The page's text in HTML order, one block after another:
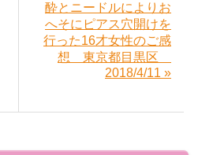
酔とニードルによりお
へそにピアス穴開けを
行った16才女性のご感
想 東京都目黒区
2018/4/11 »